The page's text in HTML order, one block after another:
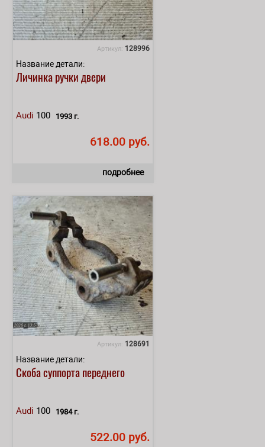
Артикул: 128996
Название детали:
Личинка ручки двери
Audi 100 1993 г.
618.00 руб.
подробнее
Артикул: 128691
Название детали:
Скоба суппорта переднего
Audi 100 1984 г.
522.00 руб.